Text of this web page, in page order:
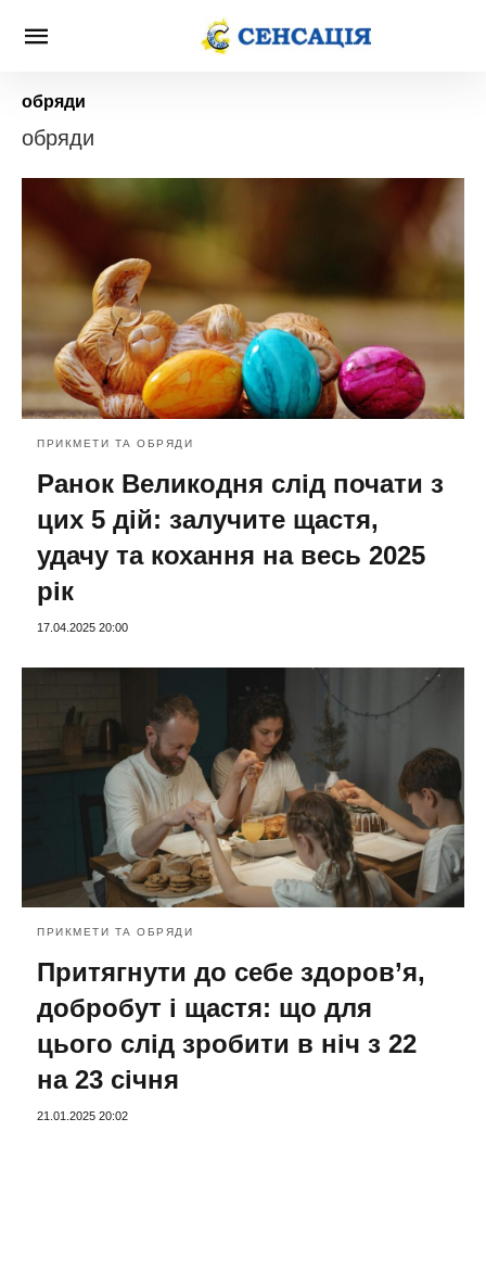
обряди
обряди
ПРИКМЕТИ ТА ОБРЯДИ
Ранок Великодня слід почати з
цих 5 дій: залучите щастя,
удачу та кохання на весь 2025
рік
17.04.2025 20:00
ПРИКМЕТИ ТА ОБРЯДИ
Притягнути до себе здоров’я,
добробут і щастя: що для
цього слід зробити в ніч з 22
на 23 січня
21.01.2025 20:02